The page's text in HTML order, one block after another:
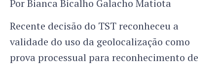
Por Bianca Bicalho Galacho Matiota
Recente decisão do TST reconheceu a
validade do uso da geolocalização como
prova processual para reconhecimento de